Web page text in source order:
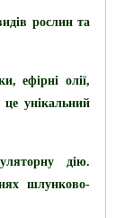
рослин та
ефірні олії,
унікальний
дію.
шлунково-